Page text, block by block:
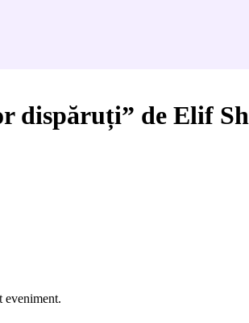
dispăruți” de Elif
eveniment.